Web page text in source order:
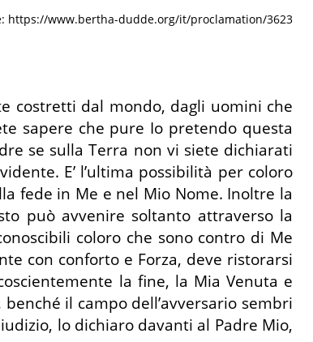
https://www.bertha-dudde.org/it/proclamation/3623
costretti dal mondo, dagli uomini che
sapere che pure Io pretendo questa
se sulla Terra non vi siete dichiarati
E’ l’ultima possibilità per coloro
fede in Me e nel Mio Nome. Inoltre la
può avvenire soltanto attraverso la
coloro che sono contro di Me
con conforto e Forza, deve ristorarsi
la fine, la Mia Venuta e
il campo dell’avversario sembri
lo dichiaro davanti al Padre Mio,